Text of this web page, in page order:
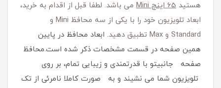
هستید 65 اینچ Mini
می باشد. لطفا قبل از اقدام به خرید،
ابعاد تلویزیون خود را با یکی از سه محافظ Mini و
Standard و Max تطبیق دهید.
ابعاد محافظ در پایین
همین صفحه در قسمت مشخصات ذکر شده است.محافظ
صفحه جانبیتو با قدرتمندی و زیبایی تمام، بر روی
تلویزیون شما می نشیند و به صورت کاملا نامرئی از تک